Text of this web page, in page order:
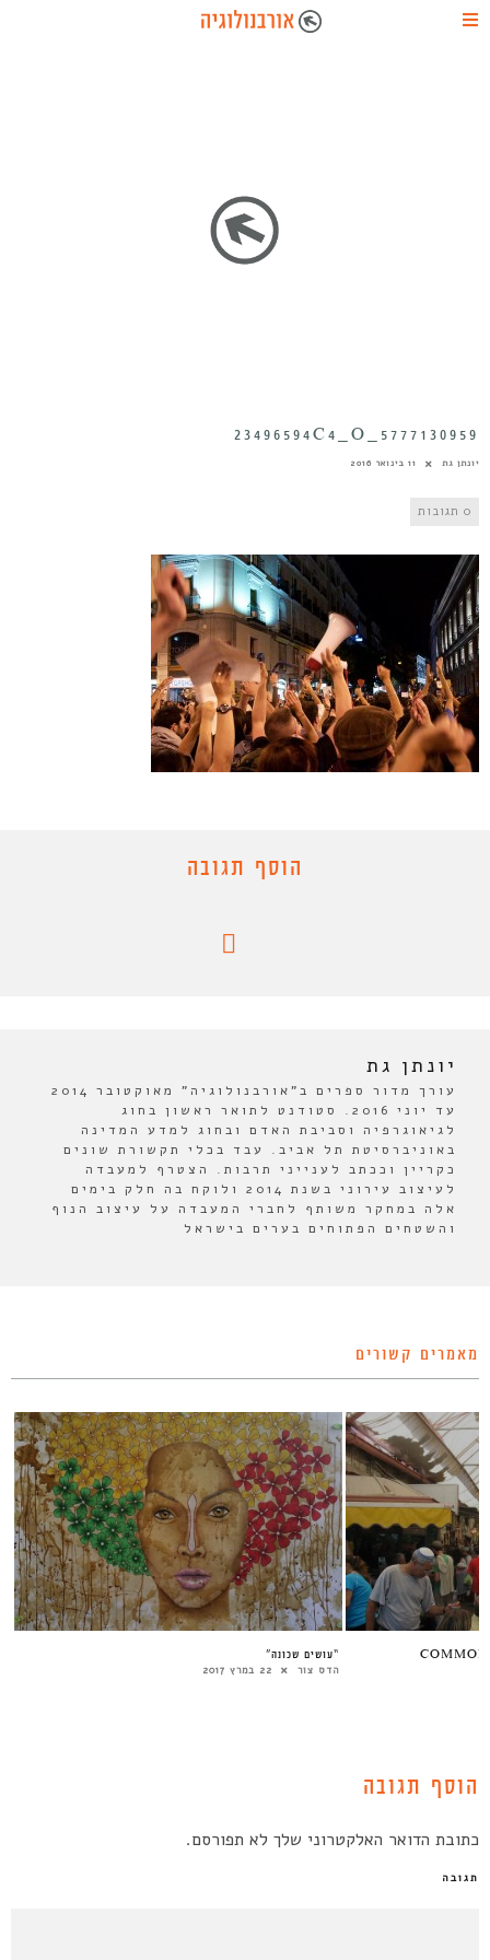
5777130959_23496594C4_O
יונתן גת 11 בינואר 2016
0 תגובות
הוסף תגובה
יונתן גת
עורך מדור ספרים ב"אורבנולוגיה" מאוקטובר 2014
עד יוני 2016. סטודנט לתואר ראשון בחוג
לגיאוגרפיה וסביבת האדם ובחוג למדע המדינה
באוניברסיטת תל אביב. עבד בכלי תקשורת שונים
כקריין וככתב לענייני תרבות. הצטרף למעבדה
לעיצוב עירוני בשנת 2014 ולוקח בה חלק בימים
אלה במחקר משותף לחברי המעבדה על עיצוב הנוף
והשטחים הפתוחים בערים בישראל
מאמרים קשורים
“עושים שכונה”
הדס צור 22 במרץ 2017
בסיס משותף – أساس مشترك – COMMON
הוסף תגובה
כתובת הדואר האלקטרוני שלך לא תפורסם.
תגובה